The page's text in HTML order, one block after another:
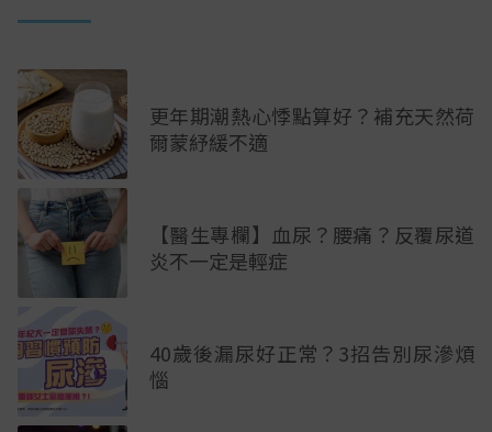
更年期潮熱心悸點算好？補充天然荷
爾蒙紓緩不適
【醫生專欄】血尿？腰痛？反覆尿道
炎不一定是輕症
40歲後漏尿好正常？3招告別尿滲煩
惱